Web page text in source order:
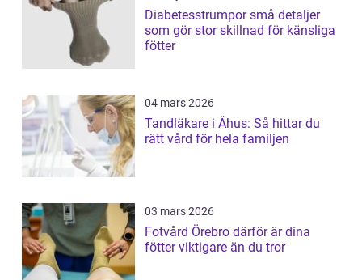
Diabetesstrumpor små detaljer
som gör stor skillnad för känsliga
fötter
04 mars 2026
Tandläkare i Åhus: Så hittar du
rätt vård för hela familjen
03 mars 2026
Fotvård Örebro därför är dina
fötter viktigare än du tror